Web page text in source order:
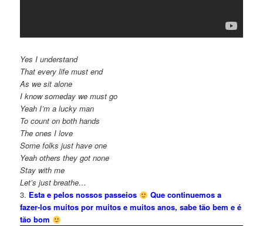
Yes I understand
That every life must end
As we sit alone
I know someday we must go
Yeah I’m a lucky man
To count on both hands
The ones I love
Some folks just have one
Yeah others they got none
Stay with me
Let’s just breathe…
3. Esta e pelos nossos passeios
Que continuemos a
fazer-los muitos por muitos e muitos anos, sabe tão bem e é
tão bom